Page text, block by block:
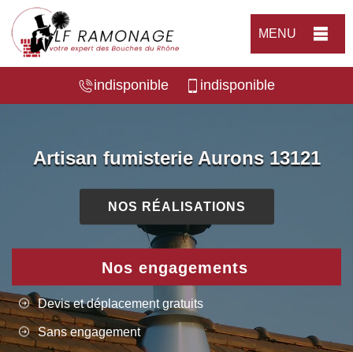
MENU
indisponible indisponible
Artisan fumisterie Aurons 13121
NOS RÉALISATIONS
Nos engagements
Devis et déplacement gratuits
Sans engagement